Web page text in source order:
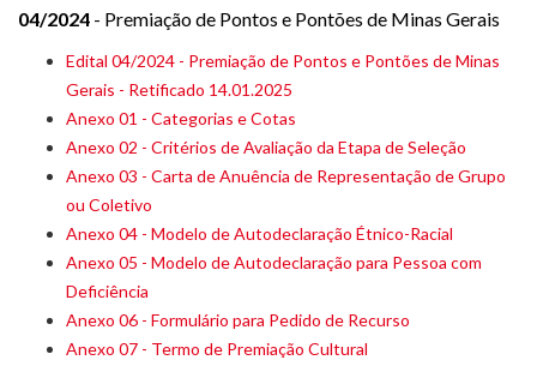
04/2024 - Premiação de Pontos e Pontões de Minas Gerais
Edital 04/2024 - Premiação de Pontos e Pontões de Minas
Gerais - Retificado 14.01.2025
Anexo 01 - Categorias e Cotas
Anexo 02 - Critérios de Avaliação da Etapa de Seleção
Anexo 03 - Carta de Anuência de Representação de Grupo
ou Coletivo
Anexo 04 - Modelo de Autodeclaração Étnico-Racial
Anexo 05 - Modelo de Autodeclaração para Pessoa com
Deficiência
Anexo 06 - Formulário para Pedido de Recurso
Anexo 07 - Termo de Premiação Cultural